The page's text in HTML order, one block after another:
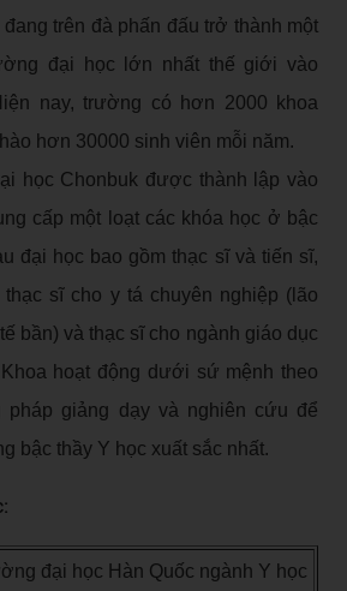
đang trên đà phấn đấu trở thành một
đại học lớn nhất thế giới vào
nay, trường có hơn 2000 khoa
hơn 30000 sinh viên mỗi năm.
học Chonbuk được thành lập vào
cấp một loạt các khóa học ở bậc
đại học bao gồm thạc sĩ và tiến sĩ,
sĩ cho y tá chuyên nghiệp (lão
bần) và thạc sĩ cho ngành giáo dục
hoạt động dưới sứ mệnh theo
pháp giảng dạy và nghiên cứu để
bậc thầy Y học xuất sắc nhất.
đại học Hàn Quốc ngành Y học